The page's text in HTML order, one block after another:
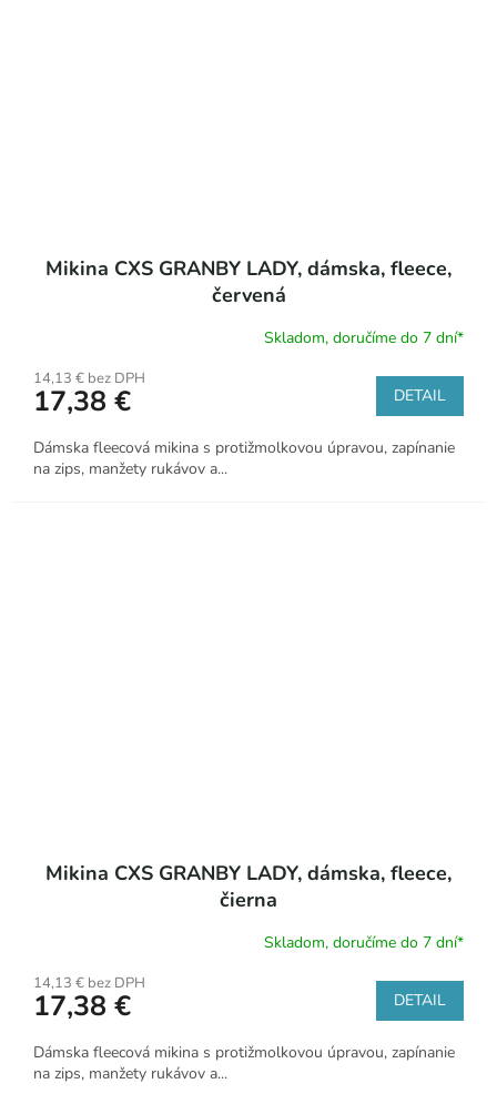
Mikina CXS GRANBY LADY, dámska, fleece,
červená
Skladom, doručíme do 7 dní*
14,13 € bez DPH
17,38 € DETAIL
Dámska fleecová mikina s protižmolkovou úpravou, zapínanie
na zips, manžety rukávov a...
Mikina CXS GRANBY LADY, dámska, fleece,
čierna
Skladom, doručíme do 7 dní*
14,13 € bez DPH
17,38 € DETAIL
Dámska fleecová mikina s protižmolkovou úpravou, zapínanie
na zips, manžety rukávov a...